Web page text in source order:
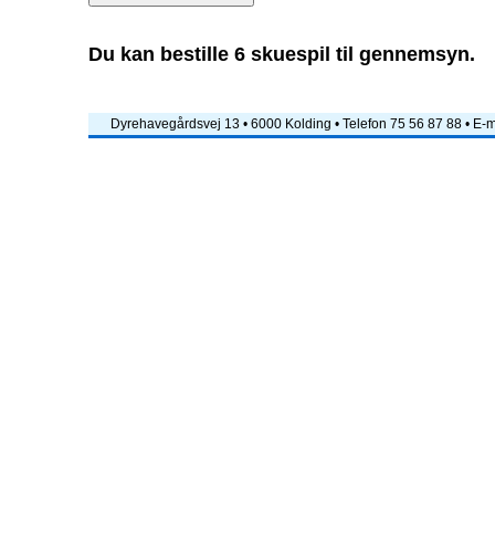
Du kan bestille 6 skuespil til gennemsyn.
Dyrehavegårdsvej 13 • 6000 Kolding • Telefon 75 56 87 88 • E-